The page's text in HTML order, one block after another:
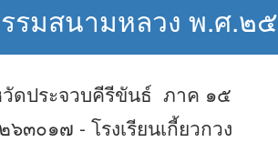
รมสนามหลวง พ.ศ.๒
ดประจวบคีรีขันธ์ ภาค ๑๕
๓๐๑๗ - โรงเรียนเกี้ยวกวง